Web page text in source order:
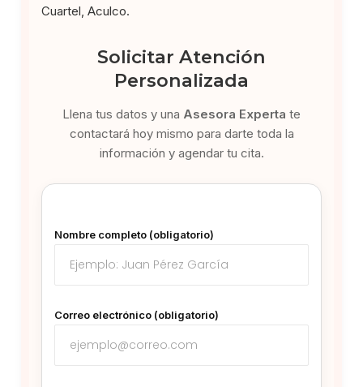
Cuartel, Aculco.
Solicitar Atención
Personalizada
Llena tus datos y una Asesora Experta te
contactará hoy mismo para darte toda la
información y agendar tu cita.
Nombre completo (obligatorio)
Correo electrónico (obligatorio)